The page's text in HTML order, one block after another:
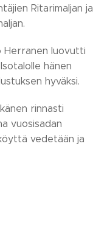
Ritarimaljan ja
Herranen luovutti
hänen
hyväksi.
rinnasti
vuosisadan
vedetään ja